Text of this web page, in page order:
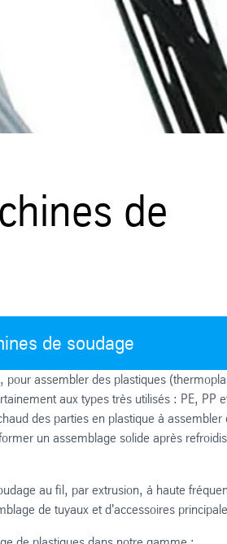
de
de soudage
assembler des plastiques
aux types très utilisés : PE, PP
des parties en plastique à assembler
un assemblage solide après
au fil, par extrusion, à haute
de tuyaux et d'accessoires